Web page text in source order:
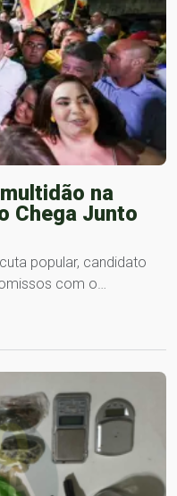
na
Chega Junto
popular, candidato
com o…